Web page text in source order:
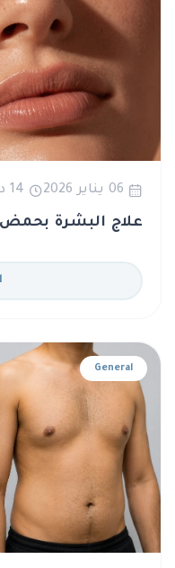
06 يناير 2026 14 د
علاج البشرة
General